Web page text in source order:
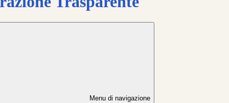
Menu di navigazione